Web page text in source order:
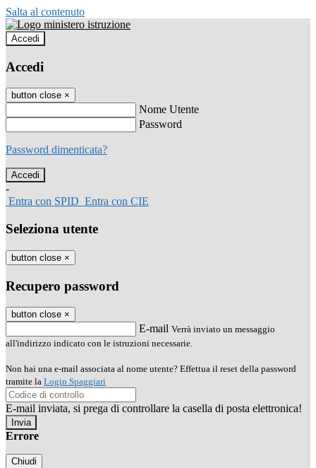
Salta al contenuto
Accedi
Accedi
button close ×
Nome Utente
Password
Password dimenticata?
-
Entra con SPID Entra con CIE
Seleziona utente
button close ×
Recupero password
button close ×
E-mail Verrà inviato un messaggio
all'indirizzo indicato con le istruzioni necessarie.
Non hai una e-mail associata al nome utente? Effettua il reset della password
tramite la Login Spaggiari
E-mail inviata, si prega di controllare la casella di posta elettronica!
Errore
Chiudi